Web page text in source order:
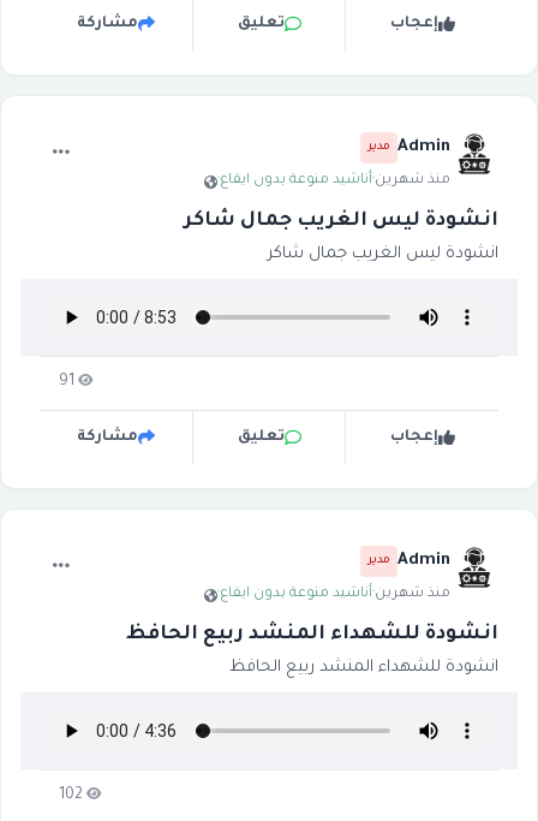
إعجاب تعليق مشاركة
Admin مدير
منذ شهرين·أناشيد منوعة بدون ايقاع·
انشودة ليس الغريب جمال شاكر
انشودة ليس الغريب جمال شاكر
91
إعجاب تعليق مشاركة
Admin مدير
منذ شهرين·أناشيد منوعة بدون ايقاع·
انشودة للشهداء المنشد ربيع الحافظ
انشودة للشهداء المنشد ربيع الحافظ
102